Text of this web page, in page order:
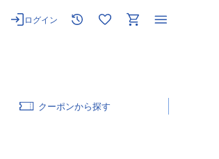
ログイン
クーポン